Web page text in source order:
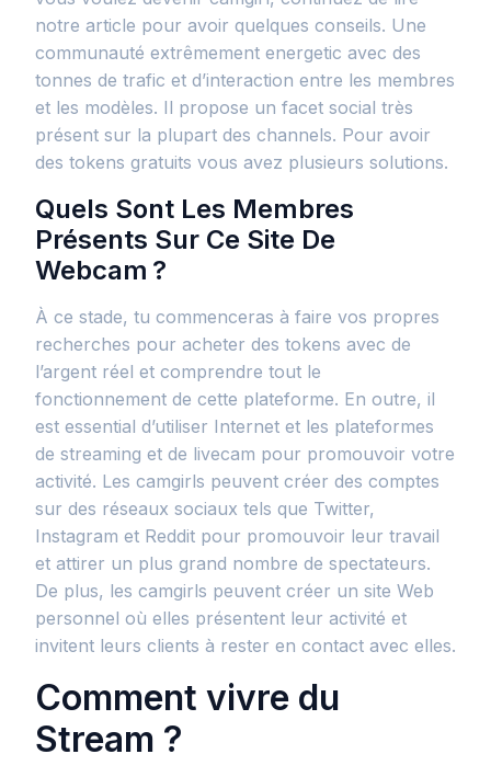
notre article pour avoir quelques conseils. Une
communauté extrêmement energetic avec des
tonnes de trafic et d’interaction entre les membres
et les modèles. Il propose un facet social très
présent sur la plupart des channels. Pour avoir
des tokens gratuits vous avez plusieurs solutions.
Quels Sont Les Membres
Présents Sur Ce Site De
Webcam ?
À ce stade, tu commenceras à faire vos propres
recherches pour acheter des tokens avec de
l’argent réel et comprendre tout le
fonctionnement de cette plateforme. En outre, il
est essential d’utiliser Internet et les plateformes
de streaming et de livecam pour promouvoir votre
activité. Les camgirls peuvent créer des comptes
sur des réseaux sociaux tels que Twitter,
Instagram et Reddit pour promouvoir leur travail
et attirer un plus grand nombre de spectateurs.
De plus, les camgirls peuvent créer un site Web
personnel où elles présentent leur activité et
invitent leurs clients à rester en contact avec elles.
Comment vivre du
Stream ?